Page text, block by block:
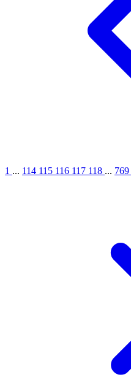
1 ... 114 115 116 117 118 ... 769